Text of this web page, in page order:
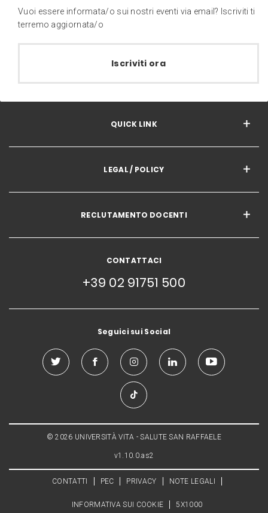
Vuoi essere informata/o sui nostri eventi via email? Iscriviti ti
terremo aggiornata/o
Iscriviti ora
QUICK LINK
LEGAL / POLICY
RECLUTAMENTO DOCENTI
CONTATTACI
+39 02 91751 500
Seguici sui Social
© 2026 UNIVERSITÀ VITA - SALUTE SAN RAFFAELE
v1.10.0.as2
CONTATTI PEC PRIVACY NOTE LEGALI
INFORMATIVA SUI COOKIE 5X1000